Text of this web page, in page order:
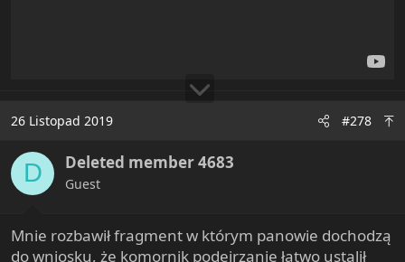
26 Listopad 2019 #278
D Deleted member 4683
Guest
Mnie rozbawił fragment w którym panowie dochodzą
do wniosku, że komornik podejrzanie łatwo ustalił